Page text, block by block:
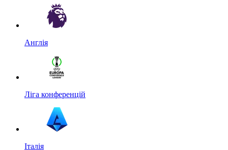
Англія
Ліга конференцій
Італія